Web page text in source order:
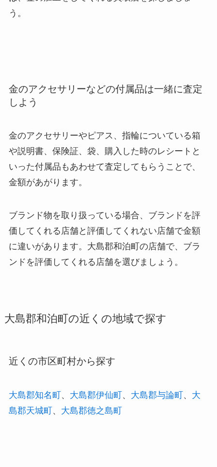
う。
金のアクセサリーなどの付属品は一緒に査定
しよう
金のアクセサリーやピアス、指輪についている箱
や説明書、保険証、袋、購入した時のレシートと
いった付属品もあわせて査定してもらうことで、
金額があがります。
ブランド物を取り扱っている場合、ブランドを評
価してくれる店舗と評価してくれない店舗で金額
に違いがあります。大島郡和泊町の店舗で、ブラ
ンドを評価してくれる店舗を選びましょう。
大島郡和泊町の近くの地域で探す
近くの市区町村から探す
大島郡知名町、 大島郡伊仙町、 大島郡与論町、 大
島郡天城町、 大島郡徳之島町